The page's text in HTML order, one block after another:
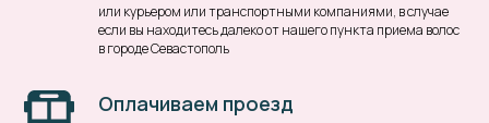
или курьером или транспортными компаниями, в случае
если вы находитесь далеко от нашего пункта приема волос
в городе Севастополь
Оплачиваем проезд